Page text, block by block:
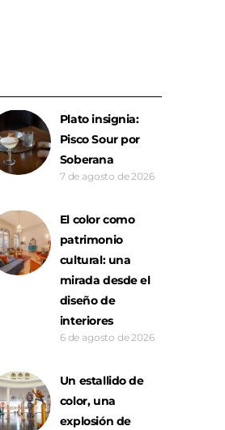
Plato insignia:
Pisco Sour por
Soberana
7 de agosto de 2026
El color como
patrimonio
cultural: una
mirada desde el
diseño de
interiores
6 de agosto de 2026
Un estallido de
color, una
explosión de